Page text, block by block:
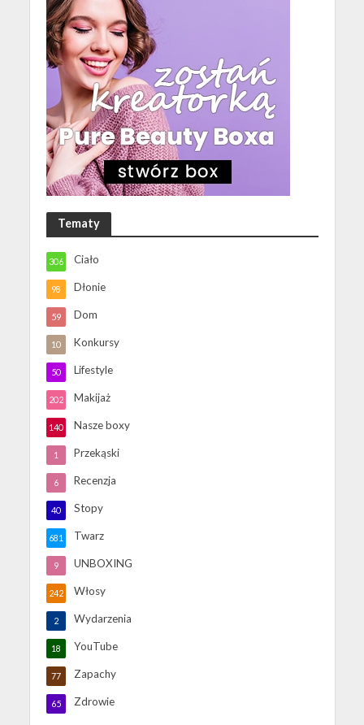
Tematy
Ciało
306
Dłonie
98
Dom
59
Konkursy
10
Lifestyle
50
Makijaż
202
Nasze boxy
140
Przekąski
1
Recenzja
6
Stopy
40
Twarz
681
UNBOXING
9
Włosy
242
Wydarzenia
2
YouTube
18
Zapachy
77
Zdrowie
65